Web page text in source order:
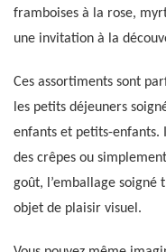
framboises à la rose,
une invitation à la
Ces assortiments sont
les petits déjeuners
enfants et petits-enfants.
des crêpes ou
goût, l’emballage soigné
objet de plaisir visuel.